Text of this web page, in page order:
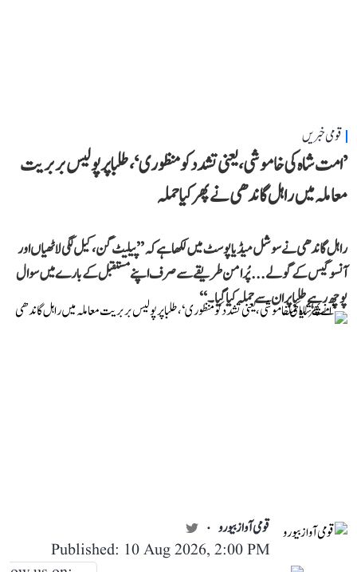
قومی خبریں
’امت شاہ کی خاموشی، یعنی تشدد کو منظوری‘، طلبا پر پولیس بربریت
معاملہ میں راہل گاندھی نے پھر کیا حملہ
راہل گاندھی نے سوشل میڈیا پوسٹ میں لکھا ہے کہ ’’پیلیٹ گن، کیل لگی لاٹھیاں اور
آنسو گیس کے گولے... پُرامن طریقے سے صرف اپنے مستقبل کے بارے میں سوال
پوچھ رہے طلبا پر ان سے حملہ کیا گیا۔‘‘
قومی آواز بیورو
Published: 10 Aug 2026, 2:00 PM